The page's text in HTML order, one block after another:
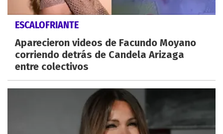
ESCALOFRIANTE
Aparecieron videos de Facundo Moyano
corriendo detrás de Candela Arizaga
entre colectivos